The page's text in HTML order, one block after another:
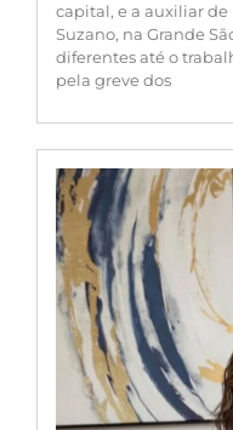
capital, e a auxiliar de
Suzano, na Grande
diferentes até o
pela greve dos